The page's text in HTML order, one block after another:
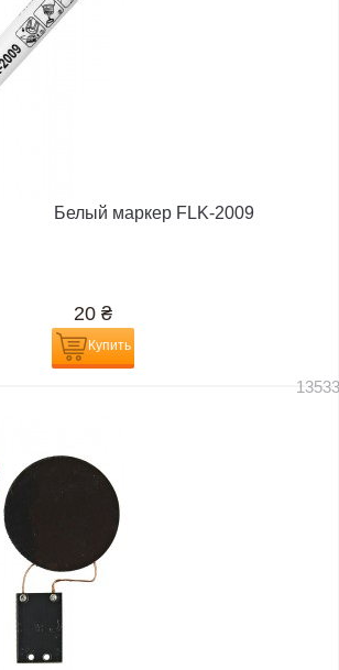
Белый маркер FLK-2009
20 ₴
Купить